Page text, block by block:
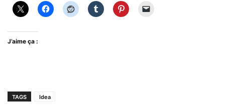
J’aime ça :
TAGS Idea